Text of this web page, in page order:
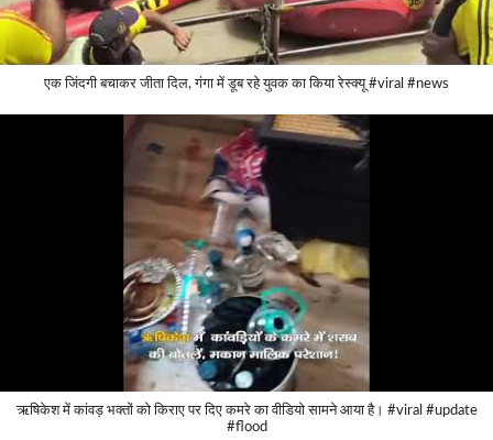
एक जिंदगी बचाकर जीता दिल, गंगा में डूब रहे युवक का किया रेस्क्यू #viral #news
ऋषिकेश में कांवड़ भक्तों को किराए पर दिए कमरे का वीडियो सामने आया है। #viral #update
#flood